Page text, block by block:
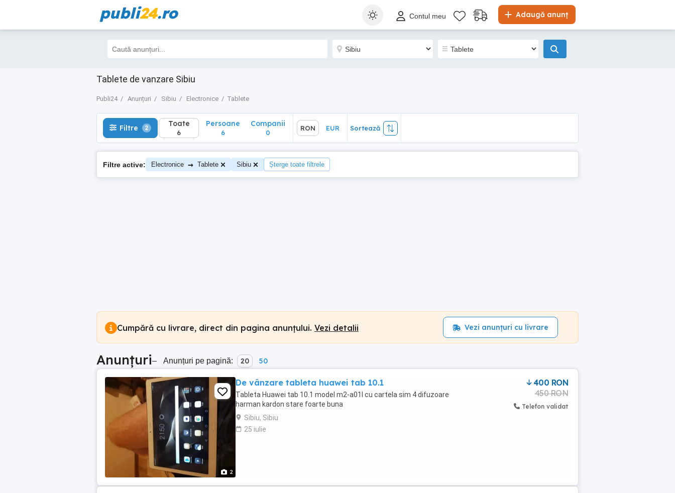
publi24.ro Adaugă anunț
Contul meu
Tablete de vanzare Sibiu
Publi24 Anunțuri Sibiu Electronice Tablete
Filtre 2 Toate
6
Sortează
Filtre 2 Toate
6
Persoane
6
Companii
0
RON EUR Sortează
Filtre active: Electronice → Tablete Sibiu Șterge toate filtrele
Cumpără cu livrare, direct din pagina anunțului. Vezi detalii Vezi anunțuri cu livrare
Anunțuri– Anunțuri pe pagină: 20 50
2
De vânzare tableta huawei tab 10.1
Tableta Huawei tab 10.1 model m2-a01l cu cartela sim 4 difuzoare
harman kardon stare foarte buna
Sibiu, Sibiu
25 iulie
400 RON
450 RON
Telefon validat